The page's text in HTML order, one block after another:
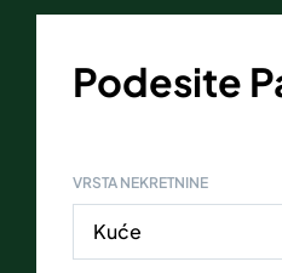
Podesite
VRSTA NEKRETNINE